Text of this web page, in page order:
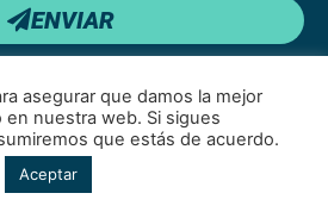
ENVIAR
de cookies|
sociales
asegurar que damos la mejor
en nuestra web. Si sigues
que estás de acuerdo.
Aceptar